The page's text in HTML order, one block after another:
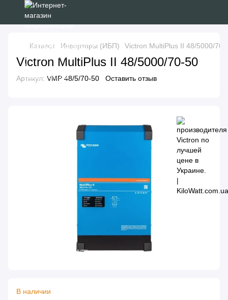
Каталог Инверторы (ИБП) Victron MultiPlus II 48/5000/70-
Victron MultiPlus II 48/5000/70-50
Артикул: VMP 48/5/70-50 Оставить отзыв
В наличии